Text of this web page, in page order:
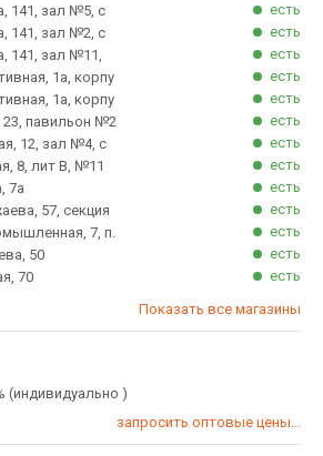
141, зал №5, с
есть
141, зал №2, с
есть
141, зал №11,
есть
1а, корпу
есть
1а, корпу
есть
23, павильон №2
есть
12, зал №4, с
есть
8, лит В, №11
есть
7а
есть
57, секция
есть
7, п.
есть
50
есть
70
есть
Показать все магазины
(индивидуально )
запросить оптовые цены...